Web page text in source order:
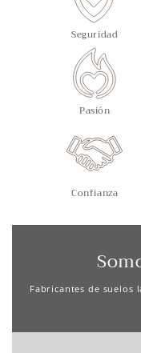
Seguridad
Pasión
Confianza
Fabricantes de suelos